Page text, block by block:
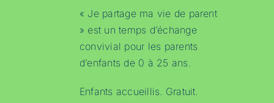
« Je partage ma vie de parent
» est un temps d’échange
convivial pour les parents
d’enfants de 0 à 25 ans.
Enfants accueillis. Gratuit.